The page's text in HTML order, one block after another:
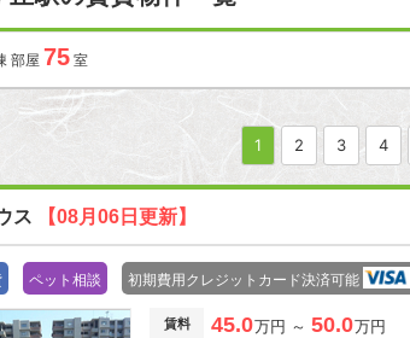
部屋 75 室
1 2 3 4
ス 【08月06日更新】
ペット相談 初期費用クレジットカード決済可能
賃料 45.0万円 ～ 50.0万円